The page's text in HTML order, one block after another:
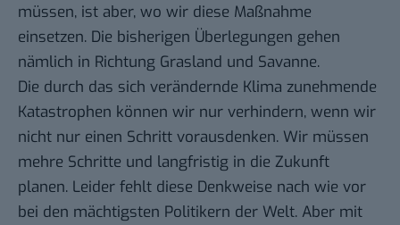
müssen, ist aber, wo wir diese Maßnahme
einsetzen. Die bisherigen Überlegungen gehen
nämlich in Richtung Grasland und Savanne.
Die durch das sich verändernde Klima zunehmende
Katastrophen können wir nur verhindern, wenn wir
nicht nur einen Schritt vorausdenken. Wir müssen
mehre Schritte und langfristig in die Zukunft
planen. Leider fehlt diese Denkweise nach wie vor
bei den mächtigsten Politikern der Welt. Aber mit